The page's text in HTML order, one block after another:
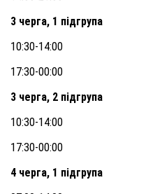
3 черга, 1 підгрупа
10:30-14:00
17:30-00:00
3 черга, 2 підгрупа
10:30-14:00
17:30-00:00
4 черга, 1 підгрупа